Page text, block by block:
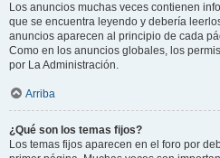
Los anuncios muchas veces contienen
que se encuentra leyendo y debería
anuncios aparecen al principio de cada
Como en los anuncios globales, los
por La Administración.
Arriba
¿Qué son los temas fijos?
Los temas fijos aparecen en el foro por